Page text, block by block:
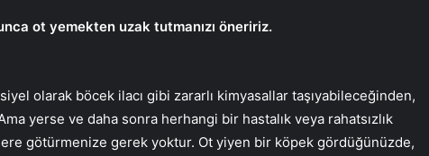
ot yemekten uzak tutmanızı öneririz.
olarak böcek ilacı gibi zararlı kimyasallar taşıyabileceğinden,
yerse ve daha sonra herhangi bir hastalık veya rahatsızlık
götürmenize gerek yoktur. Ot yiyen bir köpek gördüğünüzde,